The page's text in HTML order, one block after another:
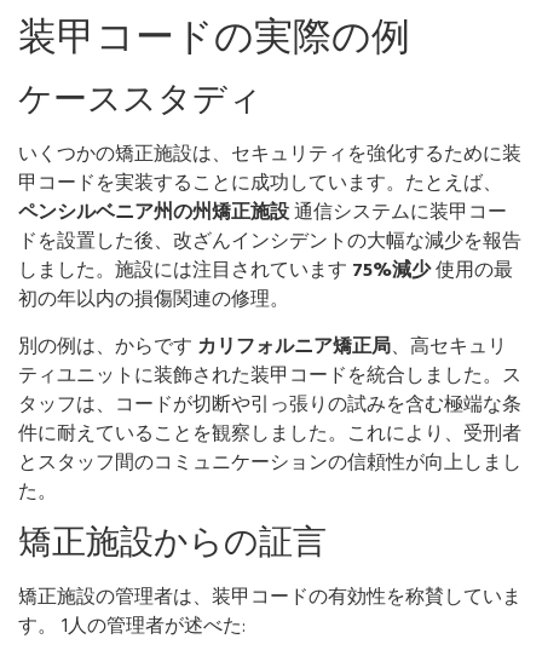
装甲コードの実際の例
ケーススタディ
いくつかの矯正施設は、セキュリティを強化するために装
甲コードを実装することに成功しています。たとえば、
ペンシルベニア州の州矯正施設通信システムに装甲コー
ドを設置した後、改ざんインシデントの大幅な減少を報告
しました。施設には注目されています 75%減少使用の最
初の年以内の損傷関連の修理。
別の例は、からです カリフォルニア矯正局、高セキュリ
ティユニットに装飾された装甲コードを統合しました。ス
タッフは、コードが切断や引っ張りの試みを含む極端な条
件に耐えていることを観察しました。これにより、受刑者
とスタッフ間のコミュニケーションの信頼性が向上しまし
た。
矯正施設からの証言
矯正施設の管理者は、装甲コードの有効性を称賛していま
す。 1人の管理者が述べた: